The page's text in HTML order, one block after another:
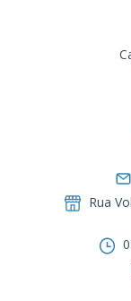
Rua